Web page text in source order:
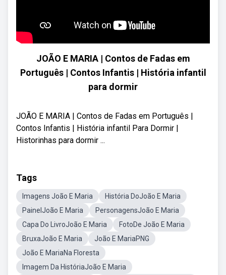
JOÃO E MARIA | Contos de Fadas em
Português | Contos Infantis | História infantil
para dormir
JOÃO E MARIA | Contos de Fadas em Português |
Contos Infantis | História infantil Para Dormir |
Historinhas para dormir ...
Tags
Imagens João E Maria
História DoJoão E Maria
PainelJoão E Maria
PersonagensJoão E Maria
Capa Do LivroJoão E Maria
FotoDe João E Maria
BruxaJoão E Maria
João E MariaPNG
João E MariaNa Floresta
Imagem Da HistóriaJoão E Maria